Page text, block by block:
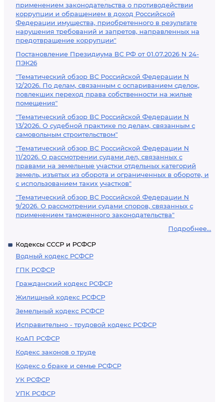
применением законодательства о противодействии
коррупции и обращением в доход Российской
Федерации имущества, приобретенного в результате
нарушения требований и запретов, направленных на
предотвращение коррупции"
Постановление Президиума ВС РФ от 01.07.2026 N 24-
ПЭК26
"Тематический обзор ВС Российской Федерации N
12/2026. По делам, связанным с оспариванием сделок,
повлекших переход права собственности на жилые
помещения"
"Тематический обзор ВС Российской Федерации N
13/2026. О судебной практике по делам, связанным с
самовольным строительством"
"Тематический обзор ВС Российской Федерации N
11/2026. О рассмотрении судами дел, связанных с
правами на земельные участки отдельных категорий
земель, изъятых из оборота и ограниченных в обороте, и
с использованием таких участков"
"Тематический обзор ВС Российской Федерации N
9/2026. О рассмотрении судами споров, связанных с
применением таможенного законодательства"
Подробнее...
Кодексы СССР и РСФСР
Водный кодекс РСФСР
ГПК РСФСР
Гражданский кодекс РСФСР
Жилищный кодекс РСФСР
Земельный кодекс РСФСР
Исправительно - трудовой кодекс РСФСР
КоАП РСФСР
Кодекс законов о труде
Кодекс о браке и семье РСФСР
УК РСФСР
УПК РСФСР